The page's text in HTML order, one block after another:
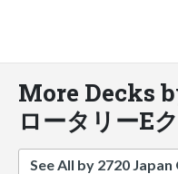
More Decks
ロータリーE
See All by 2720